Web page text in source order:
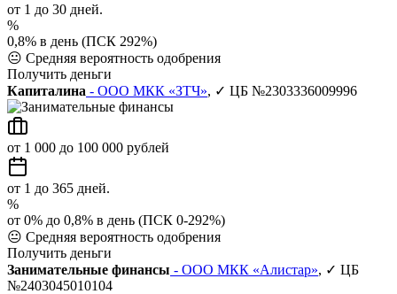
от 1 до 30 дней.
%
0,8% в день (ПСК 292%)
😐 Средняя вероятность одобрения
Получить деньги
Капиталина - ООО МКК «ЗТЧ», ✓ ЦБ №2303336009996
от 1 000 до 100 000 рублей
от 1 до 365 дней.
%
от 0% до 0,8% в день (ПСК 0-292%)
😐 Средняя вероятность одобрения
Получить деньги
Занимательные финансы - ООО МКК «Алистар», ✓ ЦБ
№2403045010104